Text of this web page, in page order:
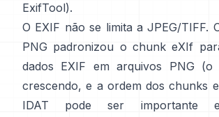
ExifTool).
O EXIF não se limita a JPEG/TIFF.
PNG padronizou o chunk eXIf
dados EXIF em arquivos PNG (o
crescendo, e a ordem dos chunks
IDAT pode ser importante